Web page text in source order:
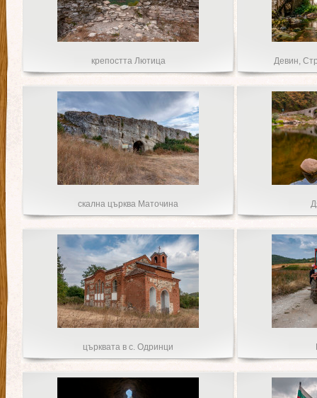
крепостта Лютица Девин,
скална църква Маточина
църквата в с. Одринци